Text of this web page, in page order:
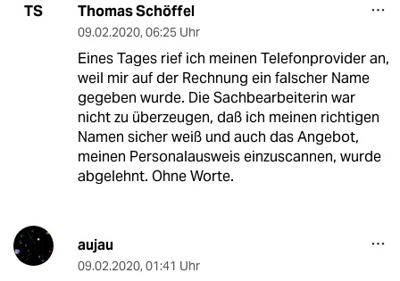
TS Thomas Schöffel
09.02.2020, 06:25 Uhr
Eines Tages rief ich meinen Telefonprovider an,
weil mir auf der Rechnung ein falscher Name
gegeben wurde. Die Sachbearbeiterin war
nicht zu überzeugen, daß ich meinen richtigen
Namen sicher weiß und auch das Angebot,
meinen Personalausweis einzuscannen, wurde
abgelehnt. Ohne Worte.
aujau
09.02.2020, 01:41 Uhr